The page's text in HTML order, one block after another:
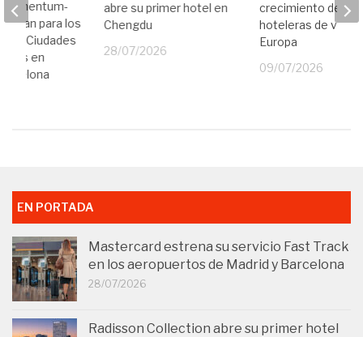
abre su primer hotel en
Chengdu
28/07/2026
crecimiento de
hoteleras de
Europa
09/07/2026
para los
las Ciudades
en
EN PORTADA
Mastercard estrena su servicio Fast Track
en los aeropuertos de Madrid y Barcelona
28/07/2026
Radisson Collection abre su primer hotel